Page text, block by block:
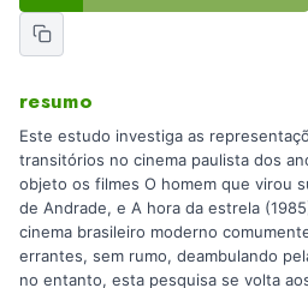
resumo
Este estudo investiga as
transitórios no cinema paulista dos
objeto os filmes O homem que virou
de Andrade, e A hora da estrela
cinema brasileiro moderno
errantes, sem rumo, deambulando
no entanto, esta pesquisa se volta